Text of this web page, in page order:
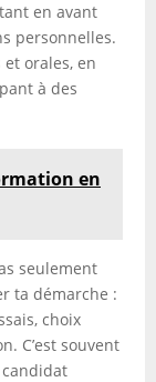
en avant
personnelles.
orales, en
à des
en
seulement
ta démarche :
choix
C’est souvent